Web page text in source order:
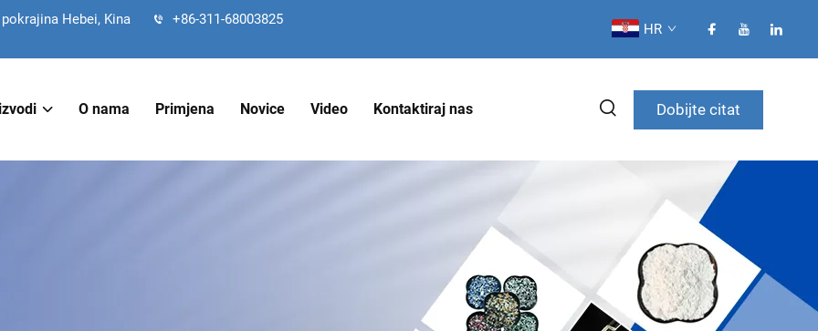
Hebei, Kina
+86-311-68003825
HR
O nama Primjena Novice Video Kontaktiraj nas Dobijte citat